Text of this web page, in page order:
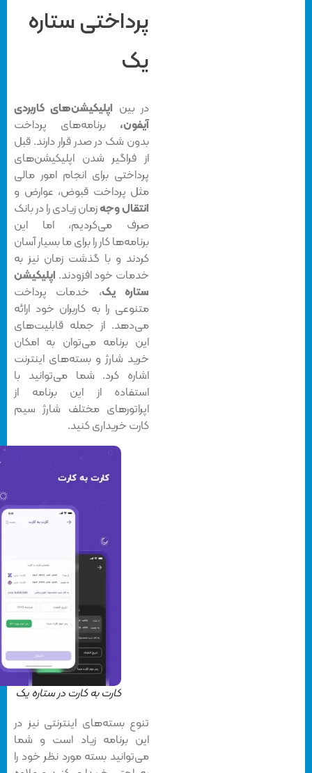
پرداختی ستاره
یک
در بیناپلیکیشن‌های کاربردی
آیفون،برنامه‌های پرداخت
بدون شک در صدر قرار دارند. قبل
از فراگیر شدن اپلیکیشن‌های
پرداختی برای انجام امور مالی
مثل پرداخت قبوض، عوارض و
انتقال وجهزمان زیادی را در بانک
صرف می‌کردیم، اما این
برنامه‌ها کار را برای ما بسیار آسان
کردند و با گذشت زمان نیز به
خدمات خود افزودند.اپلیکیشن
ستاره یک ، خدمات پرداخت
متنوعی را به کاربران خود ارائه
می‌دهد. از جمله قابلیت‌های
این برنامه می‌توان به امکان
خرید شارژ و بسته‌های اینترنت
اشاره کرد. شما می‌توانید با
استفاده از این برنامه از
اپراتورهای مختلف شارژ سیم‌
کارت خریداری کنید.
کارت به کارت در ستاره یک
تنوع بسته‌های اینترنتی نیز در
این برنامه زیاد است و شما
می‌توانید بسته مورد نظر خود را